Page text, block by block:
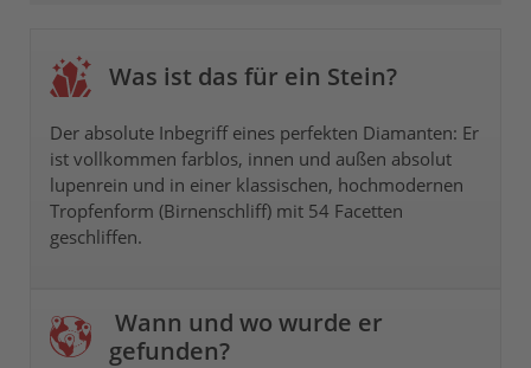
Was ist das für ein Stein?
Der absolute Inbegriff eines perfekten Diamanten: Er
ist vollkommen farblos, innen und außen absolut
lupenrein und in einer klassischen, hochmodernen
Tropfenform (Birnenschliff) mit 54 Facetten
geschliffen.
Wann und wo wurde er
gefunden?